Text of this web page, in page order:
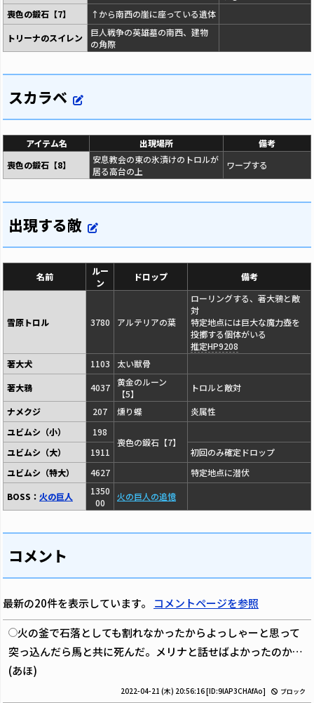
喪色の鍛石【7】
↑から南西の崖に座っている遺体
トリーナのスイレン
巨人戦争の英雄墓の南西、建物
の角際
スカラベ
アイテム名 出現場所
備考
喪色の鍛石【8】
安息教会の東の氷漬けのトロルが
居る高台の上
ワープする
出現する敵
名前
ルー
ン
ドロップ 備考
雪原トロル 3780 アルテリアの葉
ローリングする、著大鴉と敵
対
特定地点には巨大な魔力壺を
投擲する個体がいる
推定HP9208
著大犬
1103
太い獣骨
著大鴉
4037
黄金のルーン
【5】
トロルと敵対
ナメクジ
207 燻り蝶
炎属性
ユビムシ（小）
198
喪色の鍛石【7】
ユビムシ（大）
1911
初回のみ確定ドロップ
ユビムシ（特大）
4627
特定地点に潜伏
BOSS： 火の巨人
1350
00
火の巨人の追憶
コメント
最新の20件を表示しています。 コメントページを参照
火の釜で石落としても割れなかったからよっしゃーと思って
突っ込んだら馬と共に死んだ。メリナと話せばよかったのか…
(あほ)
2022-04-21 (木) 20:56:16[ID:9lAP3CHAfAo] ブロック